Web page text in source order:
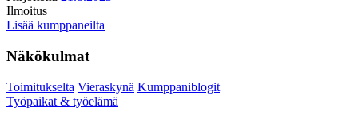
Ilmoitus
Lisää kumppaneilta
Näkökulmat
Toimitukselta Vieraskynä Kumppaniblogit
Työpaikat & työelämä